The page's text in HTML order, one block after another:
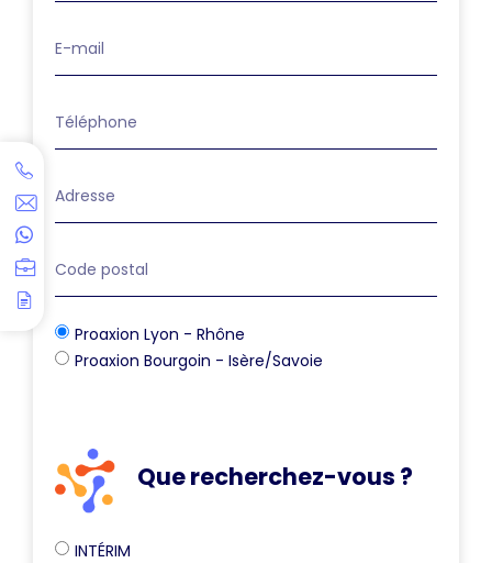
Proaxion Lyon - Rhône
Proaxion Bourgoin - Isère/Savoie
Que recherchez-vous ?
INTÉRIM